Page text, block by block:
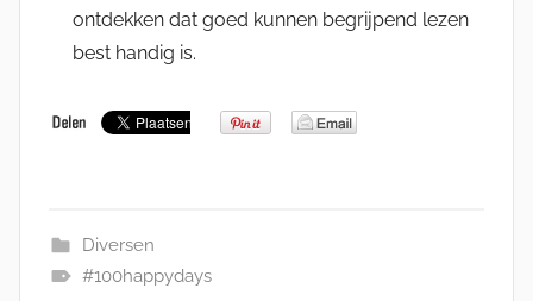
ontdekken dat goed kunnen begrijpend lezen
best handig is.
Diversen
#100happydays